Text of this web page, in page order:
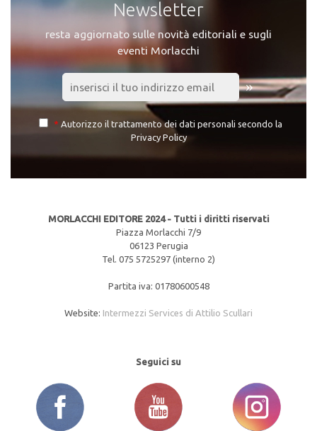
Newsletter
resta aggiornato sulle novità editoriali e sugli
eventi Morlacchi
»
* Autorizzo il trattamento dei dati personali secondo la
Privacy Policy
MORLACCHI EDITORE 2024 - Tutti i diritti riservati
Piazza Morlacchi 7/9
06123 Perugia
Tel. 075 5725297 (interno 2)
Partita iva: 01780600548
Website: Intermezzi Services di Attilio Scullari
Seguici su